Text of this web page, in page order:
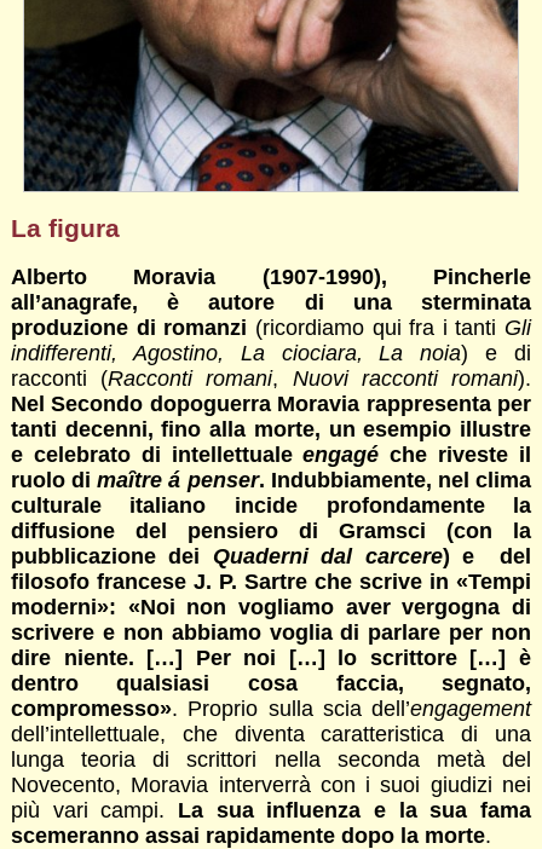
La figura
Alberto Moravia (1907-1990), Pincherle
all’anagrafe, è autore di una sterminata
produzione di romanzi (ricordiamo qui fra i tanti Gli
indifferenti, Agostino, La ciociara, La noia) e di
racconti (Racconti romani, Nuovi racconti romani).
Nel Secondo dopoguerra Moravia rappresenta per
tanti decenni, fino alla morte, un esempio illustre
e celebrato di intellettualeengagé che riveste il
ruolo dimaȋtre á penser. Indubbiamente, nel clima
culturale italiano incide profondamente la
diffusione del pensiero di Gramsci (con la
pubblicazione dei Quaderni dal carcere) e del
filosofo francese J. P. Sartre che scrive in «Tempi
moderni»: «Noi non vogliamo aver vergogna di
scrivere e non abbiamo voglia di parlare per non
dire niente. […] Per noi […] lo scrittore […] è
dentro qualsiasi cosa faccia, segnato,
compromesso». Proprio sulla scia dell’engagement
dell’intellettuale, che diventa caratteristica di una
lunga teoria di scrittori nella seconda metà del
Novecento, Moravia interverrà con i suoi giudizi nei
più vari campi. La sua influenza e la sua fama
scemeranno assai rapidamente dopo la morte.